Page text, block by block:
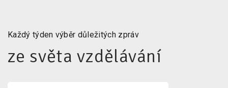
Každý týden výběr důležitých zpráv
ze světa vzdělávání